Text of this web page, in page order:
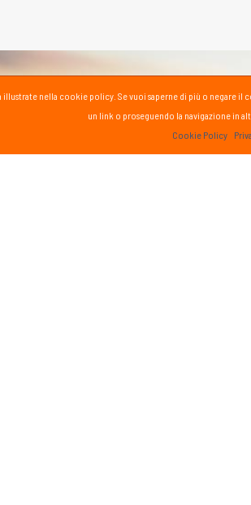
nella cookie policy. Se vuoi saperne di più o
un link o proseguendo la navigazione in
Cookie Policy